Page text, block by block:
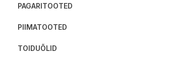
PAGARITOOTED
PIIMATOOTED
TOIDUÕLID